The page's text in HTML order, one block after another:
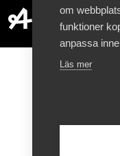
om
funktioner
anpassa
Läs mer